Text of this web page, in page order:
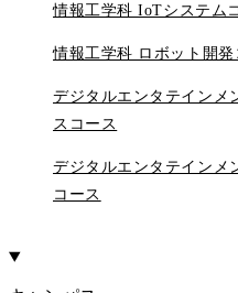
情報工学科 IoTシステム
情報工学科 ロボット開発
デジタルエンタテインメ
スコース
デジタルエンタテインメ
コース